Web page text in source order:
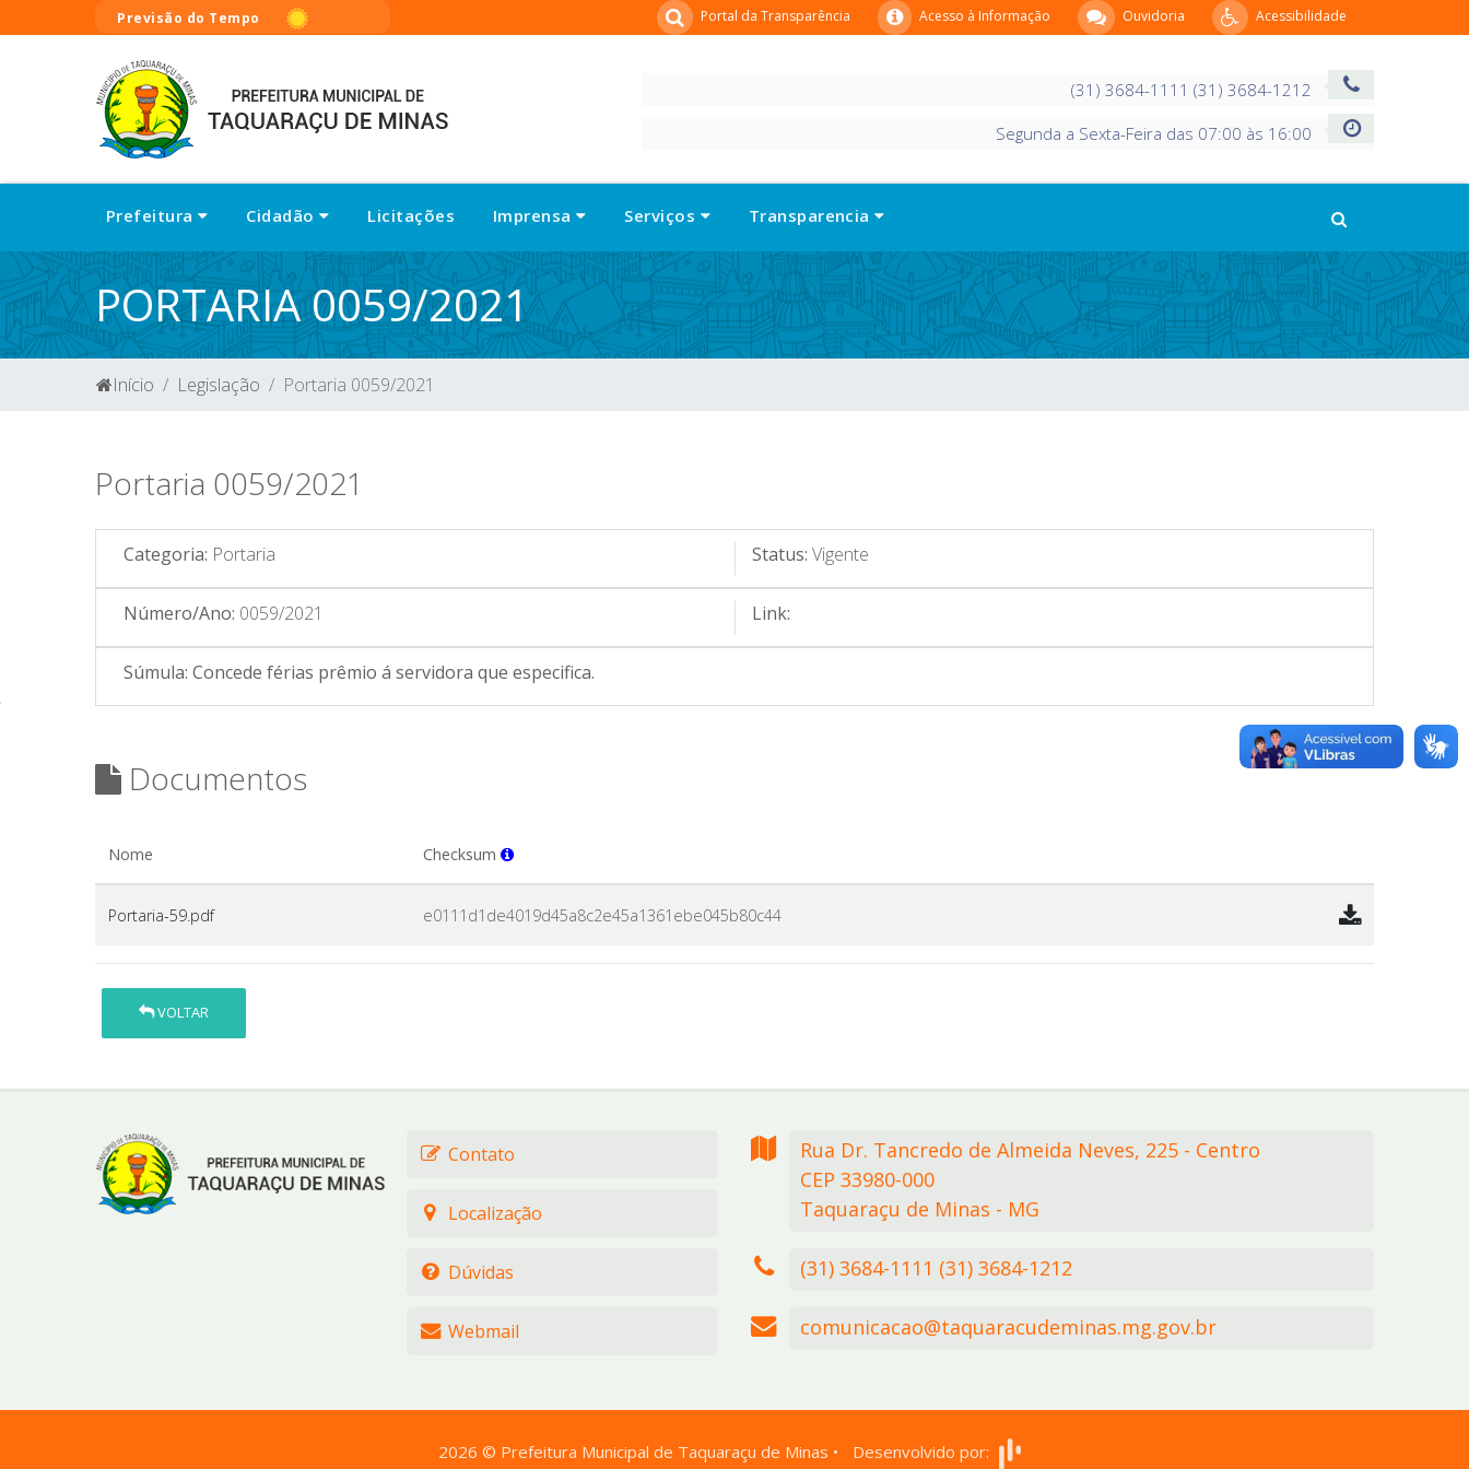
Previsão do Tempo Acessibilidade
Ouvidoria
Acesso à Informação
Portal da Transparência
(31) 3684-1111 (31) 3684-1212
Segunda a Sexta-Feira das 07:00 às 16:00
Prefeitura Cidadão Licitações Imprensa Serviços Transparencia
PORTARIA 0059/2021
Início Legislação Portaria 0059/2021
Portaria 0059/2021
Categoria: Portaria Status: Vigente
Número/Ano: 0059/2021 Link:
Súmula: Concede férias prêmio á servidora que especifica.
Documentos
Nome Checksum
Portaria-59.pdf e0111d1de4019d45a8c2e45a1361ebe045b80c44
VOLTAR
Contato
Localização
Dúvidas
Webmail
Rua Dr. Tancredo de Almeida Neves, 225 - Centro
CEP 33980-000
Taquaraçu de Minas - MG
(31) 3684-1111 (31) 3684-1212
comunicacao@taquaracudeminas.mg.gov.br
2026 © Prefeitura Municipal de Taquaraçu de Minas • Desenvolvido por: